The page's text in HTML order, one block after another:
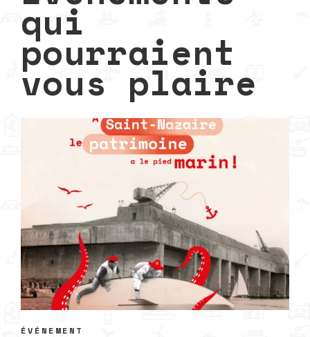
qui
pourraient
vous plaire
ÉVÉNEMENT